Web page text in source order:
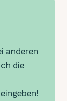
anderen
die